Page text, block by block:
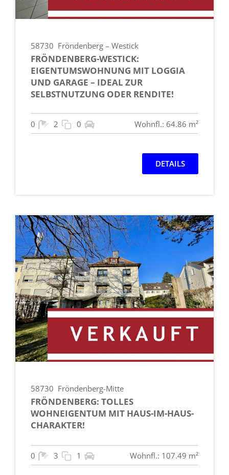
58730 Fröndenberg – Westick
FRÖNDENBERG-WESTICK:
EIGENTUMSWOHNUNG MIT LOGGIA
UND GARAGE – IDEAL ZUR
SELBSTNUTZUNG ODER RENDITE!
0 2 0 Wohnfl.: 64.86 m²
DETAILS
58730 Fröndenberg-Mitte
FRÖNDENBERG: TOLLES
WOHNEIGENTUM MIT HAUS-IM-HAUS-
CHARAKTER!
0 3 1 Wohnfl.: 107.49 m²